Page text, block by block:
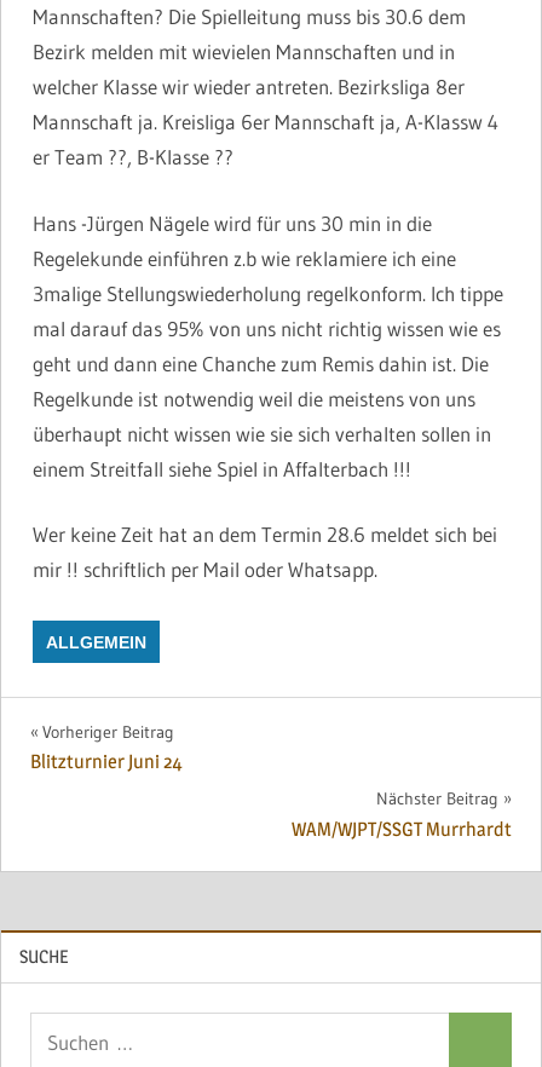
Mannschaften? Die Spielleitung muss bis 30.6 dem
Bezirk melden mit wievielen Mannschaften und in
welcher Klasse wir wieder antreten. Bezirksliga 8er
Mannschaft ja. Kreisliga 6er Mannschaft ja, A-Klassw 4
er Team ??, B-Klasse ??
Hans -Jürgen Nägele wird für uns 30 min in die
Regelekunde einführen z.b wie reklamiere ich eine
3malige Stellungswiederholung regelkonform. Ich tippe
mal darauf das 95% von uns nicht richtig wissen wie es
geht und dann eine Chanche zum Remis dahin ist. Die
Regelkunde ist notwendig weil die meistens von uns
überhaupt nicht wissen wie sie sich verhalten sollen in
einem Streitfall siehe Spiel in Affalterbach !!!
Wer keine Zeit hat an dem Termin 28.6 meldet sich bei
mir !! schriftlich per Mail oder Whatsapp.
ALLGEMEIN
Beitragsnavigation
Vorheriger Beitrag
Blitzturnier Juni 24
Nächster Beitrag
WAM/WJPT/SSGT Murrhardt
SUCHE